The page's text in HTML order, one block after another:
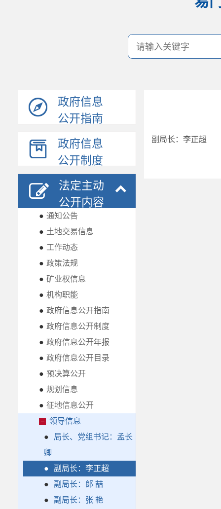
政府信息
公开指南
政府信息
公开制度
法定主动
公开内容
● 通知公告
● 土地交易信息
● 工作动态
● 政策法规
● 矿业权信息
● 机构职能
● 政府信息公开指南
● 政府信息公开制度
● 政府信息公开年报
● 政府信息公开目录
● 预决算公开
● 规划信息
● 征地信息公开
领导信息
●
局长、党组书记：孟长
卿
●
副局长：李正超
●
副局长：郞 喆
●
副局长：张 艳
副局长：李正超